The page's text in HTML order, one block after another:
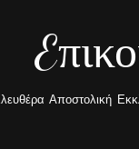
Αποστολική